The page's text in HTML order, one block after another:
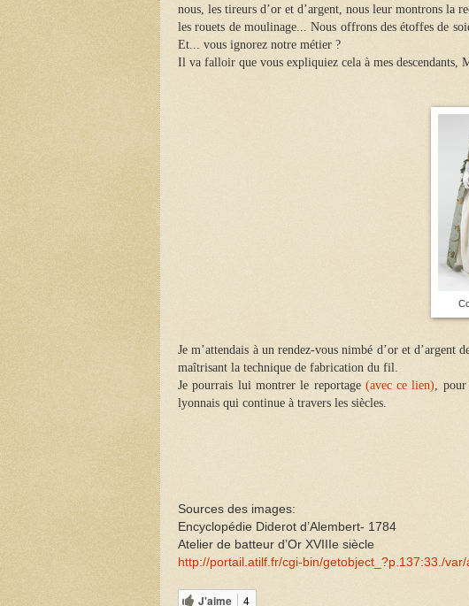
nous, les tireurs d’or et d’argent, nous leur montrons la
les rouets de moulinage... Nous offrons des étoffes de
Et... vous ignorez notre métier ?
Il va falloir que vous expliquiez cela à mes descendants,
Je m’attendais à un rendez-vous nimbé d’or et d’argent
maîtrisant la technique de fabrication du fil.
Je pourrais lui montrer le reportage (avec ce lien), pour
lyonnais qui continue à travers les siècles.
Sources des images:
Encyclopédie Diderot d’Alembert- 1784
Atelier de batteur d’Or XVIIIe siècle
http://portail.atilf.fr/cgi-bin/getobject_?p.137:33./
J'aime 4